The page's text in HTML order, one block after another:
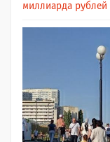
миллиарда